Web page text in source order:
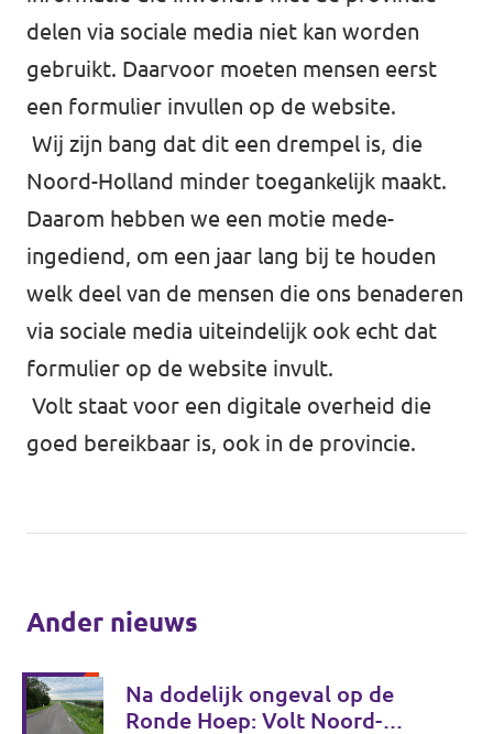
delen via sociale media niet kan worden
gebruikt. Daarvoor moeten mensen eerst
een formulier invullen op de website.
Wij zijn bang dat dit een drempel is, die
Noord-Holland minder toegankelijk maakt.
Daarom hebben we een motie mede-
ingediend, om een jaar lang bij te houden
welk deel van de mensen die ons benaderen
via sociale media uiteindelijk ook echt dat
formulier op de website invult.
Volt staat voor een digitale overheid die
goed bereikbaar is, ook in de provincie.
Ander nieuws
Na dodelijk ongeval op de
Ronde Hoep: Volt Noord-